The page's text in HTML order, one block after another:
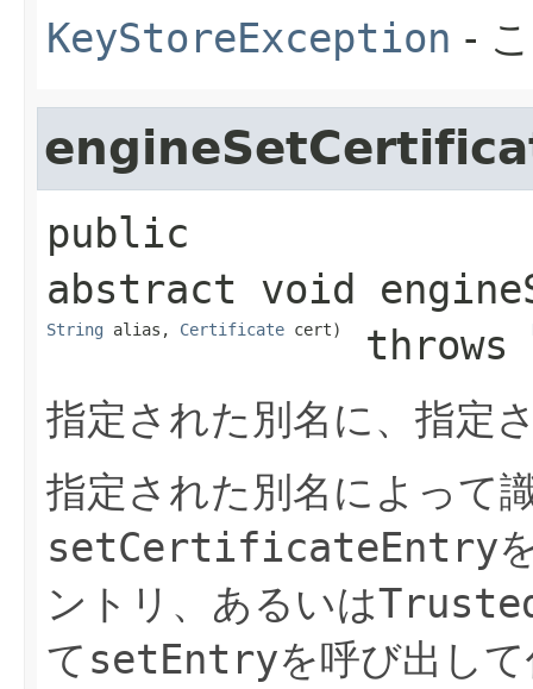
KeyStoreException -
public
abstract void
String alias, Certificate cert) throws
指定された別名に、指定
指定された別名によって
setCertificateEntry
ントリ、あるいは
て setEntryを呼び出し